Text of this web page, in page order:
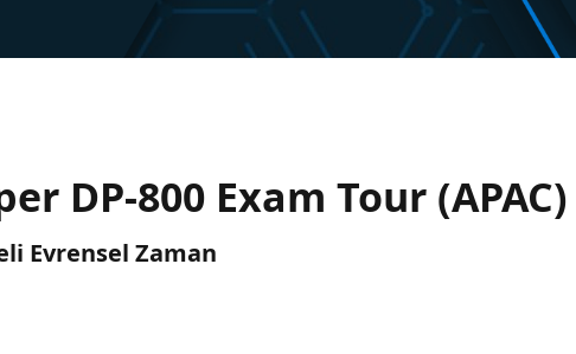
DP-800 Exam Tour (APAC)
Evrensel Zaman